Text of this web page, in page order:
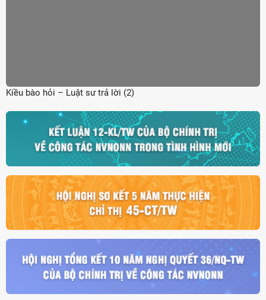
Kiều bào hỏi – Luật sư trả lời (2)